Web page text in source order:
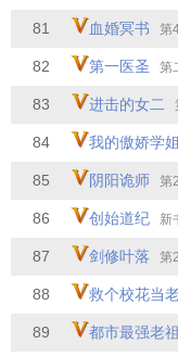
81 血婚冥书 第
82 第一医圣 第
83 进击的女二
84 我的傲娇学姐
85 阴阳诡师 第
86 创始道纪 新
87 剑修叶落 第
88 救个校花当
89 都市最强老祖